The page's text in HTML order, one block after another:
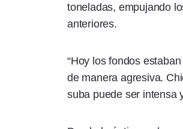
toneladas, empujando
anteriores.
“Hoy los fondos
de manera agresiva.
suba puede ser intensa